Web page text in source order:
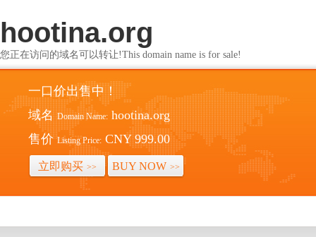
hootina.org
您正在访问的域名可以转让!This domain name is for sale!
一口价出售中！
域名 Domain Name: hootina.org
售价 Listing Price: CNY 999.00
立即购买 >> BUY NOW >>